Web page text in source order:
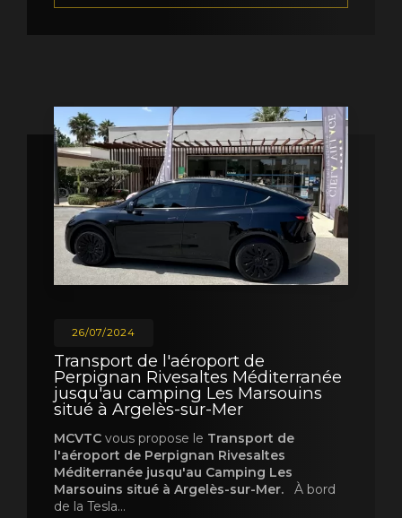
26/07/2024
Transport de l'aéroport de
Perpignan Rivesaltes Méditerranée
jusqu'au camping Les Marsouins
situé à Argelès-sur-Mer
MCVTC vous propose le Transport de
l'aéroport de Perpignan Rivesaltes
Méditerranée jusqu'au Camping Les
Marsouins situé à Argelès-sur-Mer. À bord
de la Tesla…